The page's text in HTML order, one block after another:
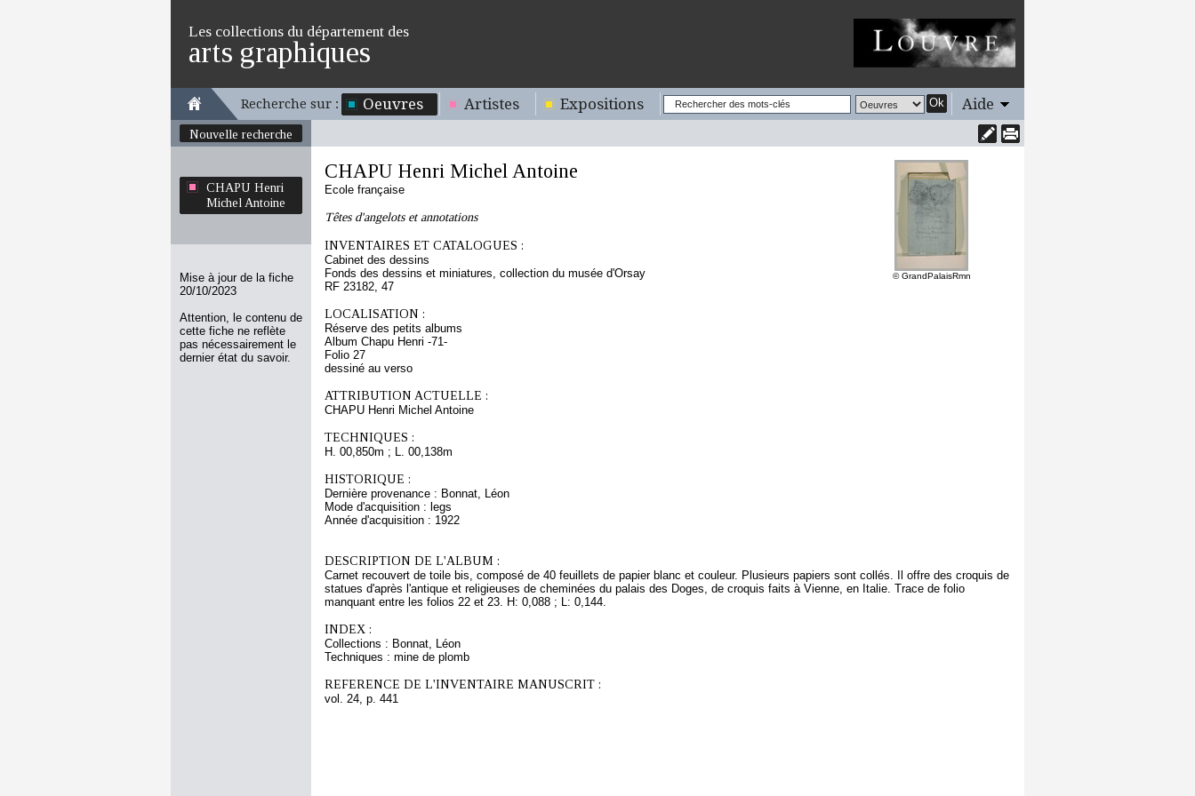
Les collections du département des
arts graphiques
Recherche sur : Oeuvres Artistes Expositions Ok Aide
Nouvelle recherche
CHAPU Henri
Michel Antoine
Mise à jour de la fiche
20/10/2023
Attention, le contenu de
cette fiche ne reflète
pas nécessairement le
dernier état du savoir.
© GrandPalaisRmn
CHAPU Henri Michel Antoine
Ecole française
Têtes d'angelots et annotations
INVENTAIRES ET CATALOGUES :
Cabinet des dessins
Fonds des dessins et miniatures, collection du musée d'Orsay
RF 23182, 47
LOCALISATION :
Réserve des petits albums
Album Chapu Henri -71-
Folio 27
dessiné au verso
ATTRIBUTION ACTUELLE :
CHAPU Henri Michel Antoine
TECHNIQUES :
H. 00,850m ; L. 00,138m
HISTORIQUE :
Dernière provenance : Bonnat, Léon
Mode d'acquisition : legs
Année d'acquisition : 1922
DESCRIPTION DE L'ALBUM :
Carnet recouvert de toile bis, composé de 40 feuillets de papier blanc et couleur. Plusieurs papiers sont collés. Il offre des croquis de
statues d'après l'antique et religieuses de cheminées du palais des Doges, de croquis faits à Vienne, en Italie. Trace de folio
manquant entre les folios 22 et 23. H: 0,088 ; L: 0,144.
INDEX :
Collections : Bonnat, Léon
Techniques : mine de plomb
REFERENCE DE L'INVENTAIRE MANUSCRIT :
vol. 24, p. 441